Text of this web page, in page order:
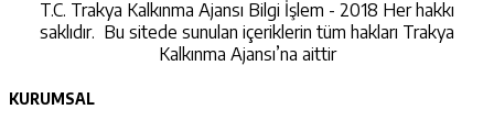
T.C. Trakya Kalkınma Ajansı Bilgi İşlem - 2018 Her hakkı
saklıdır. Bu sitede sunulan içeriklerin tüm hakları Trakya
Kalkınma Ajansı’na aittir
KURUMSAL